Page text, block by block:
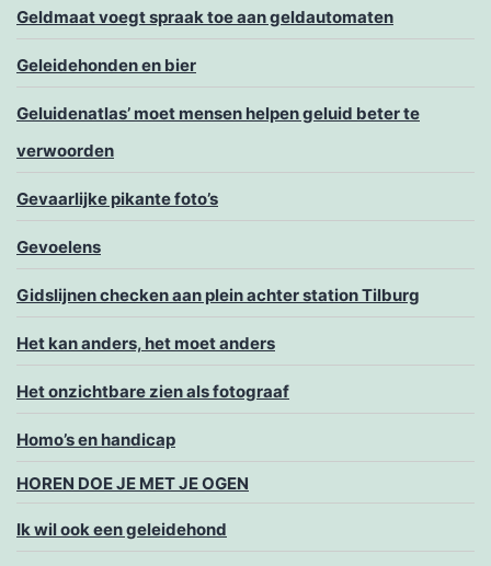
Geldmaat voegt spraak toe aan geldautomaten
Geleidehonden en bier
Geluidenatlas’ moet mensen helpen geluid beter te
verwoorden
Gevaarlijke pikante foto’s
Gevoelens
Gidslijnen checken aan plein achter station Tilburg
Het kan anders, het moet anders
Het onzichtbare zien als fotograaf
Homo’s en handicap
HOREN DOE JE MET JE OGEN
Ik wil ook een geleidehond